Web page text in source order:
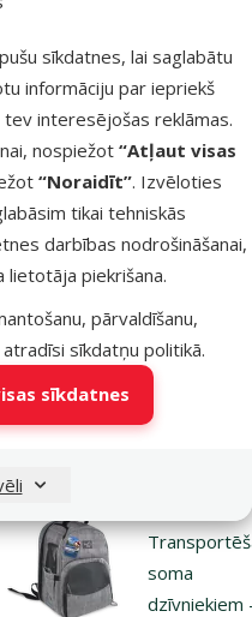
sīkdatnes, lai saglabātu
informāciju par iepriekš
interesējošas reklāmas.
nospiežot “Atļaut visas
“Noraidīt”. Izvēloties
tikai tehniskās
darbības nodrošināšanai,
lietotāja piekrišana.
pārvaldīšanu,
atradīsi sīkdatņu politikā.
sīkdatnes
soma
dzīvniekiem
Trixie Alea
carrier, 16
30 cm,
Oriģinālā
19,99 €
Cena
14,98 €
soma
dzīvniekiem
Atsauksmes